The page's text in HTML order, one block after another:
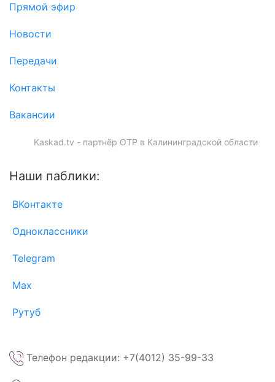
Прямой эфир
Новости
Передачи
Контакты
Вакансии
Kaskad.tv - партнёр ОТР в Калининградской области
Наши паблики:
ВКонтакте
Одноклассники
Telegram
Max
Рутуб
Телефон редакции: +7(4012) 35-99-33